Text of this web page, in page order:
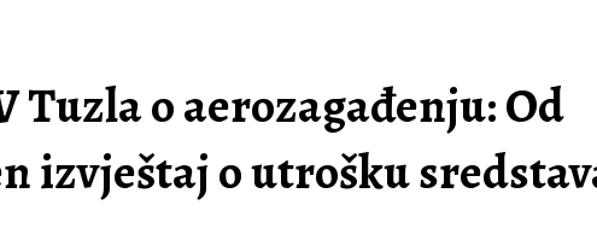
Tuzla o aerozagađenju: Od
izvještaj o utrošku